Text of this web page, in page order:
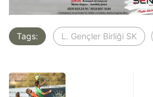
Tags: L. Gençler Birliği SK